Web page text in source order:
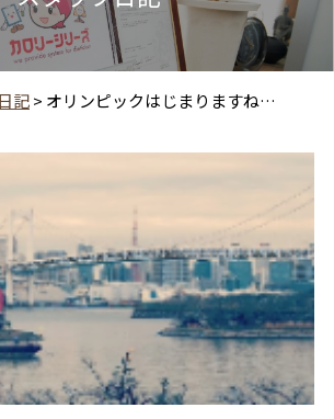
記> オリンピックはじまりますね…